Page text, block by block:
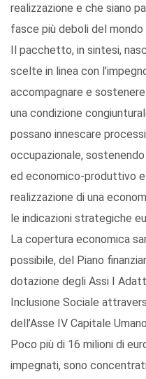
realizzazione e che siano
fasce più deboli del
Il pacchetto, in sintesi,
scelte in linea con
accompagnare e
una condizione
possano innescare
occupazionale,
ed economico-produttivo
realizzazione di una
le indicazioni strategiche
La copertura economica
possibile, del Piano
dotazione degli Assi I
Inclusione Sociale
dell’Asse IV Capitale
Poco più di 16 milioni di
impegnati, sono